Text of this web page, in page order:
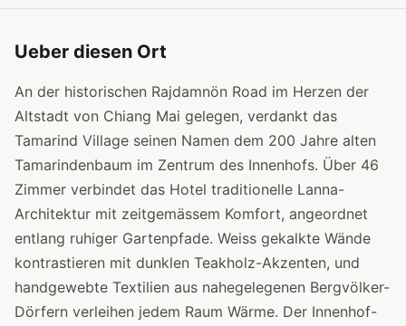
Ueber diesen Ort
An der historischen Rajdamnön Road im Herzen der
Altstadt von Chiang Mai gelegen, verdankt das
Tamarind Village seinen Namen dem 200 Jahre alten
Tamarindenbaum im Zentrum des Innenhofs. Über 46
Zimmer verbindet das Hotel traditionelle Lanna-
Architektur mit zeitgemässem Komfort, angeordnet
entlang ruhiger Gartenpfade. Weiss gekalkte Wände
kontrastieren mit dunklen Teakholz-Akzenten, und
handgewebte Textilien aus nahegelegenen Bergvölker-
Dörfern verleihen jedem Raum Wärme. Der Innenhof-